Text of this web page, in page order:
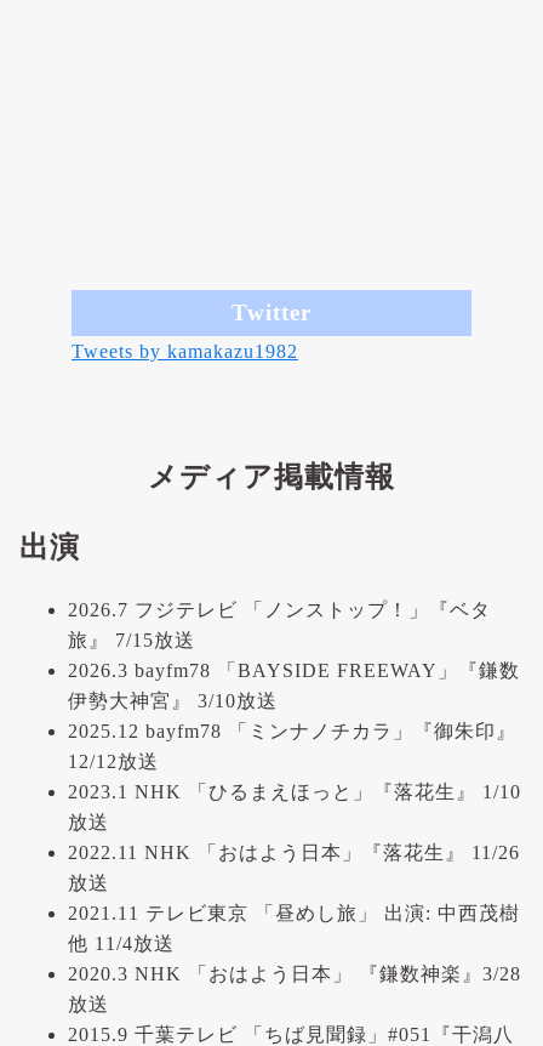
Twitter
Tweets by kamakazu1982
メディア掲載情報
出演
2026.7 フジテレビ 「ノンストップ！」『ベタ
旅』 7/15放送
2026.3 bayfm78 「BAYSIDE FREEWAY」『鎌数
伊勢大神宮』 3/10放送
2025.12 bayfm78 「ミンナノチカラ」『御朱印』
12/12放送
2023.1 NHK 「ひるまえほっと」『落花生』 1/10
放送
2022.11 NHK 「おはよう日本」『落花生』 11/26
放送
2021.11 テレビ東京 「昼めし旅」 出演: 中西茂樹
他 11/4放送
2020.3 NHK 「おはよう日本」 『鎌数神楽』3/28
放送
2015.9 千葉テレビ 「ちば見聞録」#051『干潟八